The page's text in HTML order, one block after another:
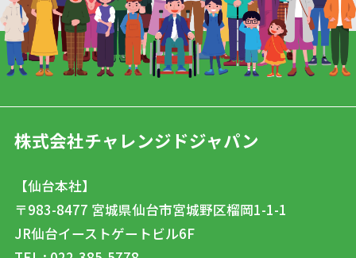
株式会社チャレンジドジャパン
【仙台本社】
〒983-8477 宮城県仙台市宮城野区榴岡1-1-1
JR仙台イーストゲートビル6F